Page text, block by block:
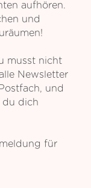
aufhören.
und
musst nicht
Newsletter
und
du dich
für